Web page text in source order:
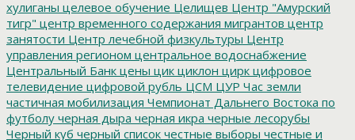
хулиганы целевое обучение Целищев Центр "Амурский
тигр" центр временного содержания мигрантов центр
занятости Центр лечебной физкультуры Центр
управления регионом центральное водоснабжение
Центральный Банк цены цик циклон цирк цифровое
телевидение цифровой рубль ЦСМ ЦУР Час земли
частичная мобилизация Чемпионат Дальнего Востока по
футболу черная дыра черная икра черные лесорубы
Черный куб черный список честные выборы честные и